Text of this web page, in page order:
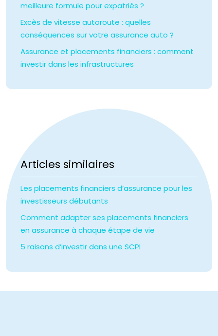
meilleure formule pour expatriés ?
Excès de vitesse autoroute : quelles
conséquences sur votre assurance auto ?
Assurance et placements financiers : comment
investir dans les infrastructures
Articles similaires
Les placements financiers d’assurance pour les
investisseurs débutants
Comment adapter ses placements financiers
en assurance à chaque étape de vie
5 raisons d’investir dans une SCPI